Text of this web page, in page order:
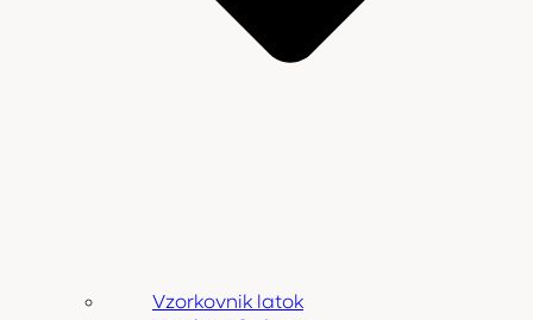
Vzorkovnik latok